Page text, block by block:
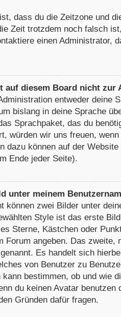
dass du die Zeitzone und
Zeit trotzdem noch falsch
einen Administrator,
auf diesem Board nicht zur
entweder deine
bislang in deine Sprache
Sprachpaket, das du
würden wir uns freuen,
dazu können auf der
Ende jeder Seite).
unter meinem
können zwei Bilder unter
Style ist das erste
Sterne, Kästchen oder
Forum angeben. Das zweite,
Es handelt sich
von Benutzer zu
bestimmen, ob und wie
du keinen Avatar
Gründen dafür fragen.